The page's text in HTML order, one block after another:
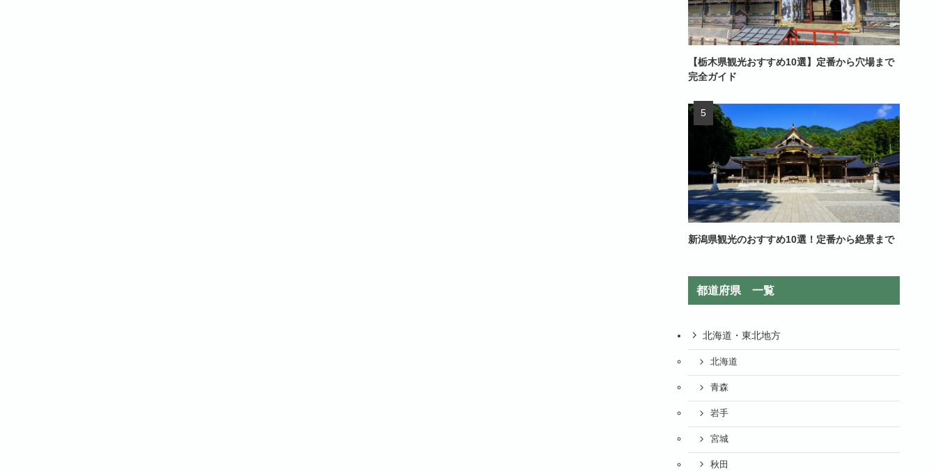
【栃木県観光おすすめ10選】定番から穴場まで
完全ガイド
新潟県観光のおすすめ10選！定番から絶景まで
都道府県 一覧
北海道・東北地方
北海道
青森
岩手
宮城
秋田